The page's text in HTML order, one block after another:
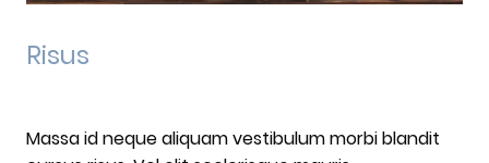
Risus
Massa id neque aliquam vestibulum morbi blandit